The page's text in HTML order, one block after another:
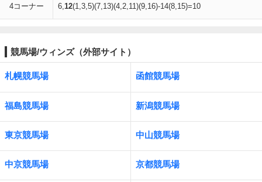
4コーナー 6,12(1,3,5)(7,13)(4,2,11)(9,16)-14(8,15)=10
競馬場/ウィンズ（外部サイト）
札幌競馬場 函館競馬場
福島競馬場 新潟競馬場
東京競馬場 中山競馬場
中京競馬場 京都競馬場